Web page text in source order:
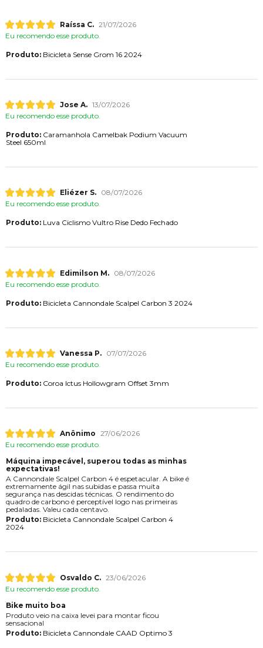
Raíssa C. 21/07/2026
Eu recomendo esse produto.
Produto:Bicicleta Sense Grom 16 2024
Jose A. 13/07/2026
Eu recomendo esse produto.
Produto:Caramanhola Camelbak Podium Vacuum
Steel 650ml
Eliézer S.
08/07/2026
Eu recomendo esse produto.
Produto:Luva Ciclismo Vultro Rise Dedo Fechado
Edimilson M.
08/07/2026
Eu recomendo esse produto.
Produto:Bicicleta Cannondale Scalpel Carbon 3 2024
Vanessa P.
07/07/2026
Eu recomendo esse produto.
Produto:Coroa Ictus Hollowgram Offset 3mm
Anônimo 27/06/2026
Eu recomendo esse produto.
Máquina impecável, superou todas as minhas
expectativas!
A Cannondale Scalpel Carbon 4 é espetacular. A bike é
extremamente ágil nas subidas e passa muita
segurança nas descidas técnicas. O rendimento do
quadro de carbono é perceptível logo nas primeiras
pedaladas. Valeu cada centavo.
Produto:Bicicleta Cannondale Scalpel Carbon 4
2024
Osvaldo C. 23/06/2026
Eu recomendo esse produto.
Bike muito boa
Produto veio na caixa levei para montar ficou
sensacional
Produto:Bicicleta Cannondale CAAD Optimo 3